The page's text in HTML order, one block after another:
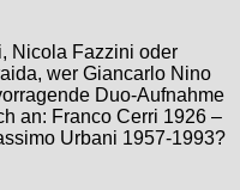
Nicola Fazzini oder
wer Giancarlo Nino
Duo-Aufnahme
an: Franco Cerri 1926 –
Urbani 1957-1993?